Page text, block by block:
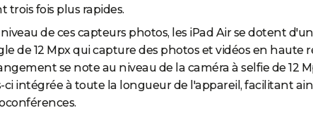
trois fois plus rapides.
de ces capteurs photos, les iPad Air se dotent
de 12 Mpx qui capture des photos et vidéos en haute
se note au niveau de la caméra à selfie de 12
ci intégrée à toute la longueur de l'appareil, facilitant